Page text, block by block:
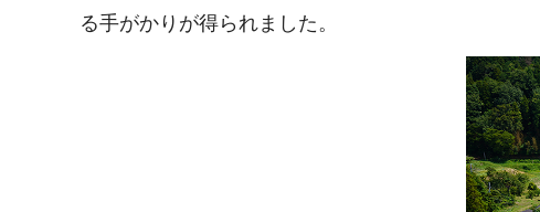
る手がかりが得られました。